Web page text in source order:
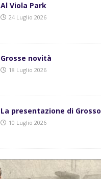
Al Viola Park
24 Luglio 2026
Grosse novità
18 Luglio 2026
La presentazione di Grosso
10 Luglio 2026